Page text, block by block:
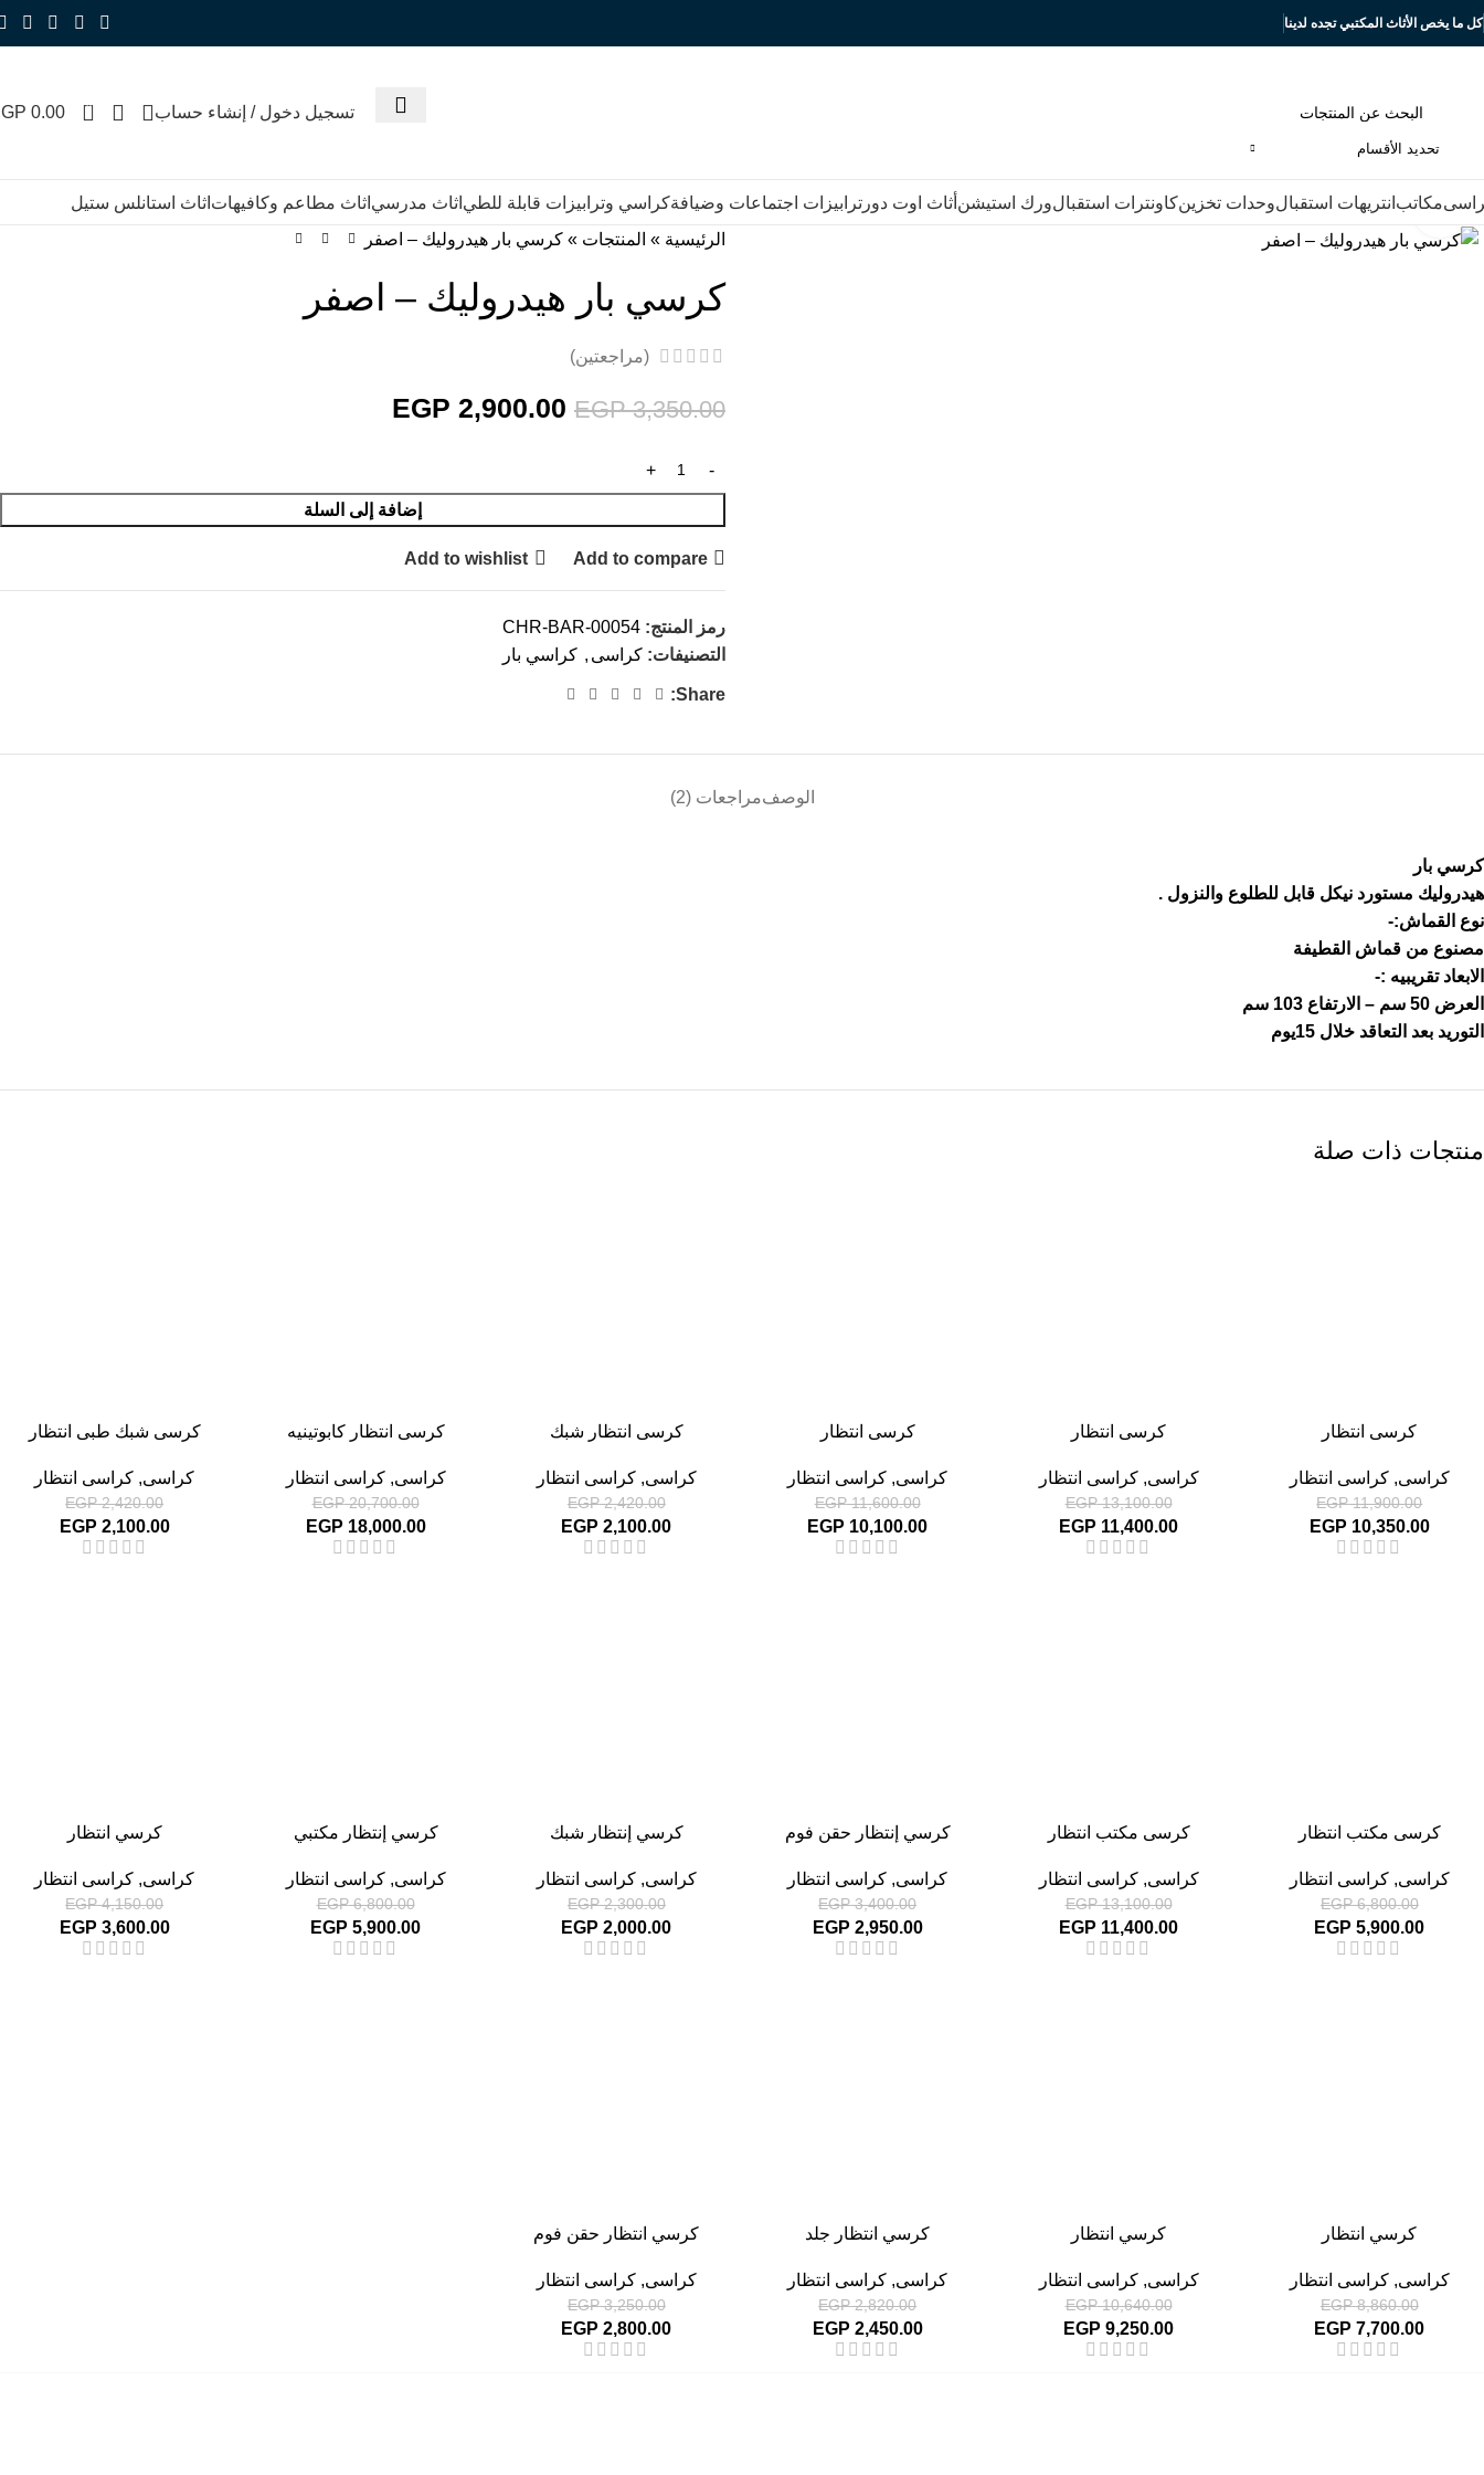
كل ما يخص الأثاث المكتبي تجده لدينا
تحديد الأقسام
تسجيل دخول / إنشاء حساب 0
0.00
مكاتب انتريهات استقبالوحدات تخزينكاونترات استقبالورك استيشن أثاث اوت دور ترابيزات اجتماعات وضيافةكراسي وترابيزات قابلة للطي اثاث مدرسي اثاث مطاعم وكافيهات اثاث استانلس ستيل
-13%
Click to enlarge
الرئيسية » المنتجات » كرسي بار هيدروليك – اصفر
كرسي بار هيدروليك – اصفر
(مراجعتين)
EGP3,350.00
EGP 2,900.00
إضافة إلى السلة
Add to compare
Add to wishlist
رمز المنتج: CHR-BAR-00054
التصنيفات: كراسى , كراسي بار
Share:
الوصفمراجعات (2)
كرسي بار
هيدروليك مستورد نيكل قابل للطلوع والنزول .
نوع القماش:-
مصنوع من قماش القطيفة
الابعاد تقريبيه :-
العرض 50 سم – الارتفاع 103 سم
التوريد بعد التعاقد خلال 15يوم
منتجات ذات صلة
كرسى انتظار
كراسى,كراسى انتظار
EGP11,900.00
EGP 10,350.00
كرسى انتظار
كراسى,كراسى انتظار
EGP13,100.00
EGP 11,400.00
كرسى انتظار
كراسى, كراسى انتظار
EGP11,600.00
EGP 10,100.00
كرسى انتظار شبك
كراسى,كراسى انتظار
EGP2,420.00
EGP 2,100.00
كرسى انتظار كابوتينيه
كراسى,كراسى انتظار
EGP20,700.00
EGP 18,000.00
كرسى شبك طبى انتظار
كراسى, كراسى انتظار
EGP2,420.00
EGP 2,100.00
كرسى مكتب انتظار
كراسى,كراسى انتظار
EGP6,800.00
EGP 5,900.00
كرسى مكتب انتظار
كراسى,كراسى انتظار
EGP13,100.00
EGP 11,400.00
كرسي إنتظار حقن فوم
كراسى, كراسى انتظار
EGP3,400.00
EGP 2,950.00
كرسي إنتظار شبك
كراسى,كراسى انتظار
EGP2,300.00
EGP 2,000.00
كرسي إنتظار مكتبي
كراسى,كراسى انتظار
EGP6,800.00
EGP 5,900.00
كرسي انتظار
كراسى, كراسى انتظار
EGP4,150.00
EGP 3,600.00
كرسي انتظار
كراسى,كراسى انتظار
EGP8,860.00
EGP 7,700.00
كرسي انتظار
كراسى,كراسى انتظار
EGP10,640.00
EGP 9,250.00
كرسي انتظار جلد
كراسى, كراسى انتظار
EGP2,820.00
EGP 2,450.00
كرسي انتظار حقن فوم
كراسى,كراسى انتظار
EGP3,250.00
EGP 2,800.00
القائمة الرئيسية أهم الأقسام